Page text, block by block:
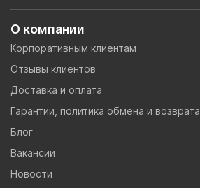
О компании
Корпоративным клиентам
Отзывы клиентов
Доставка и оплата
Гарантии, политика обмена и возврата
Блог
Вакансии
Новости